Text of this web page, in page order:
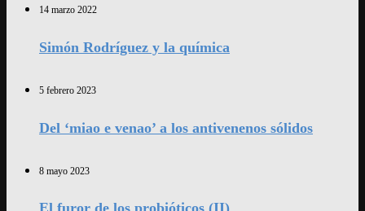
14 marzo 2022
Simón Rodríguez y la química
5 febrero 2023
Del ‘miao e venao’ a los antivenenos sólidos
8 mayo 2023